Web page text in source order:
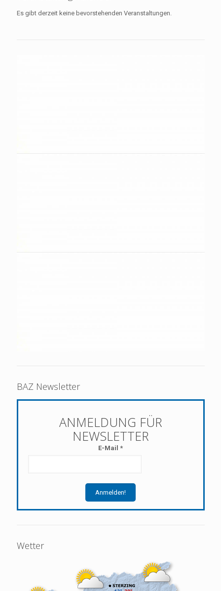
Es gibt derzeit keine bevorstehenden Veranstaltungen.
BAZ Newsletter
E-Mail *
Wetter